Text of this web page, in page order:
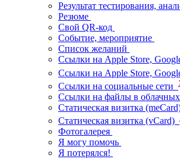
Результат тестирования,
Резюме
Свой QR-код
Событие, мероприятие
Список желаний
Ссылки на Apple Store,
Ссылки на Apple Store,
Ссылки на социальные сети
Ссылки на файлы в облачных
Статическая визитка
Статическая визитка (vCard)
Фотогалерея
Я могу помочь
Я потерялся!